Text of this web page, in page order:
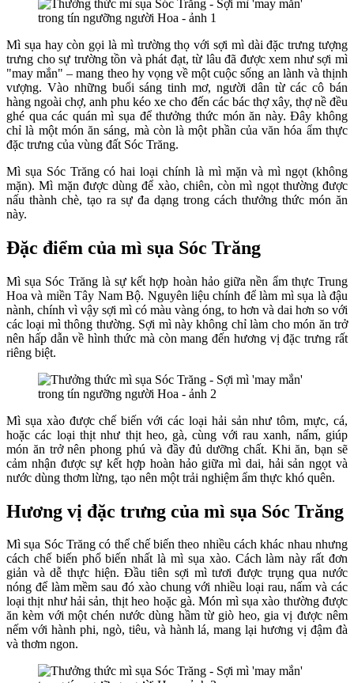
Mì sụa hay còn gọi là mì trường thọ với sợi mì dài đặc trưng tượng
trưng cho sự trường tồn và phát đạt, từ lâu đã được xem như sợi mì
"may mắn" – mang theo hy vọng về một cuộc sống an lành và thịnh
vượng. Vào những buổi sáng tinh mơ, người dân từ các cô bán
hàng ngoài chợ, anh phu kéo xe cho đến các bác thợ xây, thợ nề đều
ghé qua các quán mì sụa để thưởng thức món ăn này. Đây không
chỉ là một món ăn sáng, mà còn là một phần của văn hóa ẩm thực
đặc trưng của vùng đất Sóc Trăng.
Mì sụa Sóc Trăng có hai loại chính là mì mặn và mì ngọt (không
mặn). Mì mặn được dùng để xào, chiên, còn mì ngọt thường được
nấu thành chè, tạo ra sự đa dạng trong cách thưởng thức món ăn
này.
Đặc điểm của mì sụa Sóc Trăng
Mì sụa Sóc Trăng là sự kết hợp hoàn hảo giữa nền ẩm thực Trung
Hoa và miền Tây Nam Bộ. Nguyên liệu chính để làm mì sụa là đậu
nành, chính vì vậy sợi mì có màu vàng óng, to hơn và dai hơn so với
các loại mì thông thường. Sợi mì này không chỉ làm cho món ăn trở
nên hấp dẫn về hình thức mà còn mang đến hương vị đặc trưng rất
riêng biệt.
Mì sụa xào được chế biến với các loại hải sản như tôm, mực, cá,
hoặc các loại thịt như thịt heo, gà, cùng với rau xanh, nấm, giúp
món ăn trở nên phong phú và đầy đủ dưỡng chất. Khi ăn, bạn sẽ
cảm nhận được sự kết hợp hoàn hảo giữa mì dai, hải sản ngọt và
nước dùng thơm lừng, tạo nên một trải nghiệm ẩm thực khó quên.
Hương vị đặc trưng của mì sụa Sóc Trăng
Mì sụa Sóc Trăng có thể chế biến theo nhiều cách khác nhau nhưng
cách chế biến phổ biến nhất là mì sụa xào. Cách làm này rất đơn
giản và dễ thực hiện. Đầu tiên sợi mì tươi được trụng qua nước
nóng để làm mềm sau đó xào chung với nhiều loại rau, nấm và các
loại thịt như hải sản, thịt heo hoặc gà. Món mì sụa xào thường được
ăn kèm với một chén nước dùng hầm từ giò heo, gia vị được nêm
nếm với hành phi, ngò, tiêu, và hành lá, mang lại hương vị đậm đà
và thơm ngon.